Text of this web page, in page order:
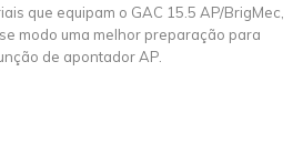
que equipam o GAC 15.5 AP/BrigMec,
modo uma melhor preparação para
de apontador AP.